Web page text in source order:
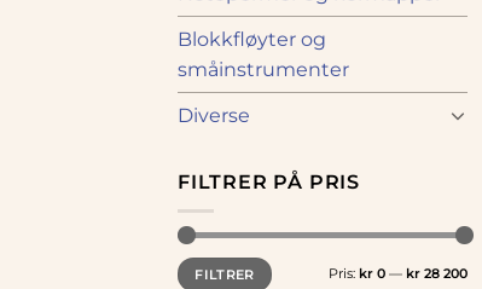
Blokkfløyter og
småinstrumenter
Diverse
FILTRER PÅ PRIS
Min.
pris
Makspris
FILTRER Pris: kr 0 — kr 28 200